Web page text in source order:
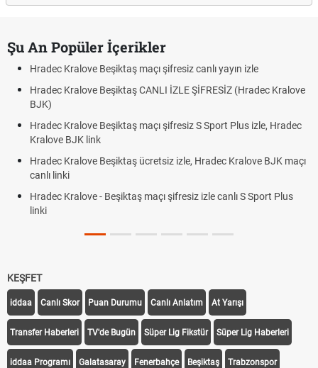
Şu An Popüler İçerikler
Hradec Kralove Beşiktaş maçı şifresiz canlı yayın izle
Hradec Kralove Beşiktaş CANLI İZLE ŞİFRESİZ (Hradec Kralove
BJK)
Hradec Kralove Beşiktaş maçı şifresiz S Sport Plus izle, Hradec
Kralove BJK link
Hradec Kralove Beşiktaş ücretsiz izle, Hradec Kralove BJK maçı
canlı linki
Hradec Kralove - Beşiktaş maçı şifresiz izle canlı S Sport Plus
linki
KEŞFET
iddaa Canlı Skor Puan Durumu Canlı Anlatım At Yarışı
Transfer Haberleri TV'de Bugün Süper Lig Fikstür Süper Lig Haberleri
iddaa Programı Galatasaray Fenerbahçe Beşiktaş Trabzonspor